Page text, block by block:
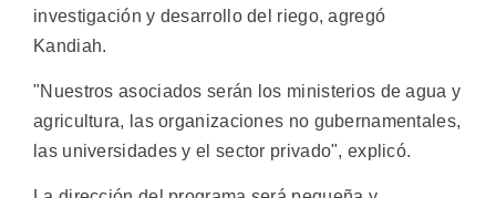
investigación y desarrollo del riego, agregó
Kandiah.
"Nuestros asociados serán los ministerios de agua y
agricultura, las organizaciones no gubernamentales,
las universidades y el sector privado", explicó.